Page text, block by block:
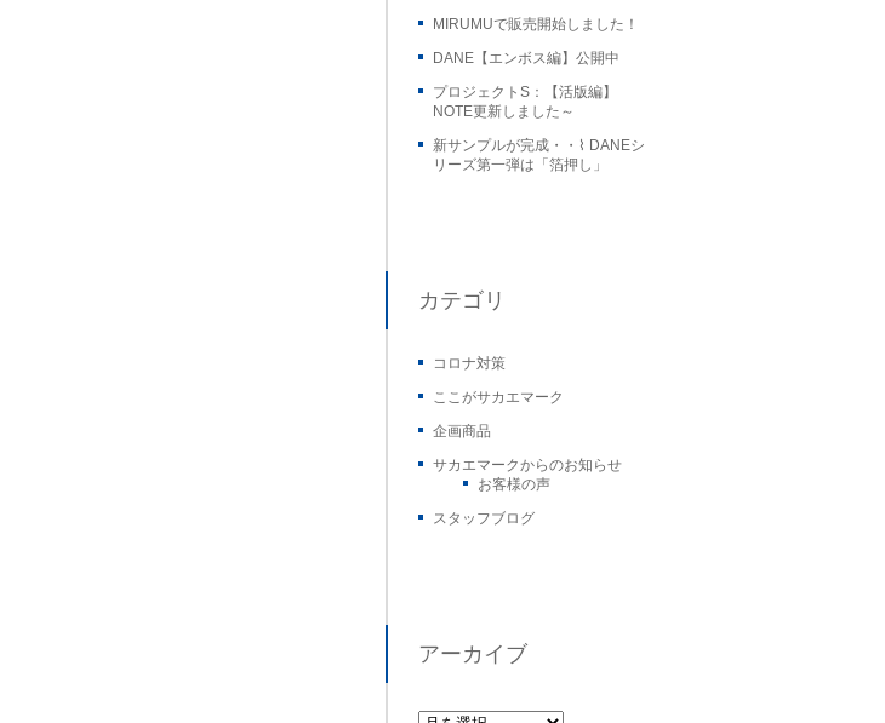
MIRUMUで販売開始しました！
DANE【エンボス編】公開中
プロジェクトS：【活版編】
NOTE更新しました～
新サンプルが完成・・⌇ DANEシ
リーズ第一弾は「箔押し」
カテゴリ
コロナ対策
ここがサカエマーク
企画商品
サカエマークからのお知らせ
お客様の声
スタッフブログ
アーカイブ